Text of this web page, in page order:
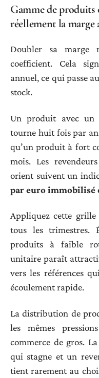
Gamme de
réellement la marge
Doubler sa marge
coefficient. Cela
annuel, ce qui passe
stock.
Un produit avec un
tourne huit fois par
qu’un produit à fort
mois. Les
orient suivent un
par euro immobilisé
Appliquez cette grille
tous les trimestres.
produits à faible
unitaire paraît
vers les références
écoulement rapide.
La distribution de
les mêmes
commerce de gros.
qui stagne et un
tient rarement au